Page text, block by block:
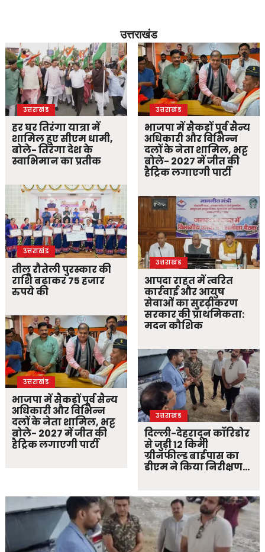
उत्तराखंड
उत्तराखंड
हर घर तिरंगा यात्रा में
शामिल हुए सीएम धामी,
बोले- तिरंगा देश के
स्वाभिमान का प्रतीक
उत्तराखंड
तीलू रौतेली पुरस्कार की
राशि बढ़ाकर 75 हजार
रुपये की
उत्तराखंड
भाजपा में सैकड़ों पूर्व सैन्य
अधिकारी और विभिन्न
दलों के नेता शामिल, भट्ट
बोले- 2027 में जीत की
हैट्रिक लगाएगी पार्टी
उत्तराखंड
भाजपा में सैकड़ों पूर्व सैन्य
अधिकारी और विभिन्न
दलों के नेता शामिल, भट्ट
बोले- 2027 में जीत की
हैट्रिक लगाएगी पार्टी
उत्तराखंड
आपदा राहत में त्वरित
कार्रवाई और आयुष
सेवाओं का सुदृढ़ीकरण
सरकार की प्राथमिकता:
मदन कौशिक
उत्तराखंड
दिल्ली-देहरादून कॉरिडोर
से जुड़ी 12 किमी
ग्रीनफील्ड बाईपास का
डीएम ने किया निरीक्षण…